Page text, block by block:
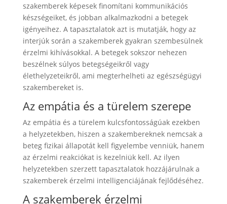
szakemberek képesek finomítani kommunikációs
készségeiket, és jobban alkalmazkodni a betegek
igényeihez. A tapasztalatok azt is mutatják, hogy az
interjúk során a szakemberek gyakran szembesülnek
érzelmi kihívásokkal. A betegek sokszor nehezen
beszélnek súlyos betegségeikről vagy
élethelyzeteikről, ami megterhelheti az egészségügyi
szakembereket is.
Az empátia és a türelem szerepe
Az empátia és a türelem kulcsfontosságúak ezekben
a helyzetekben, hiszen a szakembereknek nemcsak a
beteg fizikai állapotát kell figyelembe venniük, hanem
az érzelmi reakciókat is kezelniük kell. Az ilyen
helyzetekben szerzett tapasztalatok hozzájárulnak a
szakemberek érzelmi intelligenciájának fejlődéséhez.
A szakemberek érzelmi